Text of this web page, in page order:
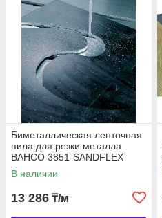
Биметаллическая ленточная
пила для резки металла
BAHCO 3851-SANDFLEX
COBRA 1.3, 41
В наличии
13 286 ₸/м